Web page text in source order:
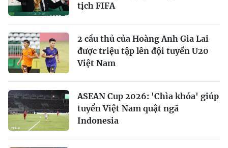
tịch FIFA
2 cầu thủ của Hoàng Anh Gia Lai
được triệu tập lên đội tuyển U20
Việt Nam
ASEAN Cup 2026: 'Chìa khóa' giúp
tuyển Việt Nam quật ngã
Indonesia